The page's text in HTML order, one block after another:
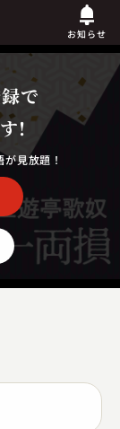
お知らせ
で
!
見放題！